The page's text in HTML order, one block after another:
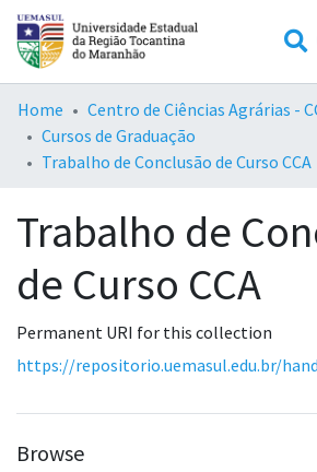
Communities & Collections
All of DSpace
Home
Centro de Ciências Agrárias -
Cursos de Graduação
Trabalho de Conclusão de Curso CCA
Trabalho de
de Curso CCA
Permanent URI for this collection
https://repositorio.uemasul.edu.br/
Browse